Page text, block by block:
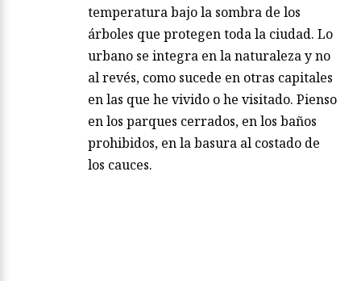
temperatura bajo la sombra de los
árboles que protegen toda la ciudad. Lo
urbano se integra en la naturaleza y no
al revés, como sucede en otras capitales
en las que he vivido o he visitado. Pienso
en los parques cerrados, en los baños
prohibidos, en la basura al costado de
los cauces.